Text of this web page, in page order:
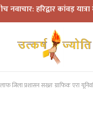
कांवड़ यात्रा में मिनी
जिला प्रशासन सख्तः ग्राफिक एरा यूनिवर्सिटी